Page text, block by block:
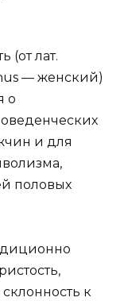
(от лат.
— женский)
о
и для
половых
к